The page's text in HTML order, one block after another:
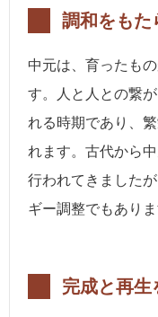
調和をもた
中元は、育ったも
す。人と人との繋
れる時期であり、
れます。古代から
行われてきました
ギー調整でもありま
完成と再生